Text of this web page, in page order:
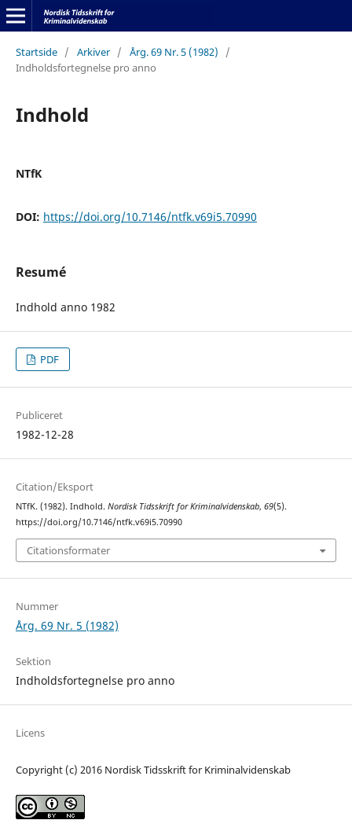
Startside / Arkiver / Årg. 69 Nr. 5 (1982)
/
Indholdsfortegnelse pro anno
Indhold
NTfK
DOI: https://doi.org/10.7146/ntfk.v69i5.70990
Resumé
Indhold anno 1982
PDF
Publiceret
1982-12-28
Citation/Eksport
NTfK. (1982). Indhold. Nordisk Tidsskrift for Kriminalvidenskab, 69(5).
https://doi.org/10.7146/ntfk.v69i5.70990
Citationsformater
Nummer
Årg. 69 Nr. 5 (1982)
Sektion
Indholdsfortegnelse pro anno
Licens
Copyright (c) 2016 Nordisk Tidsskrift for Kriminalvidenskab